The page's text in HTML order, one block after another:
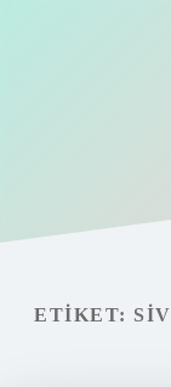
Gizlilik Politikası
ETIKET: